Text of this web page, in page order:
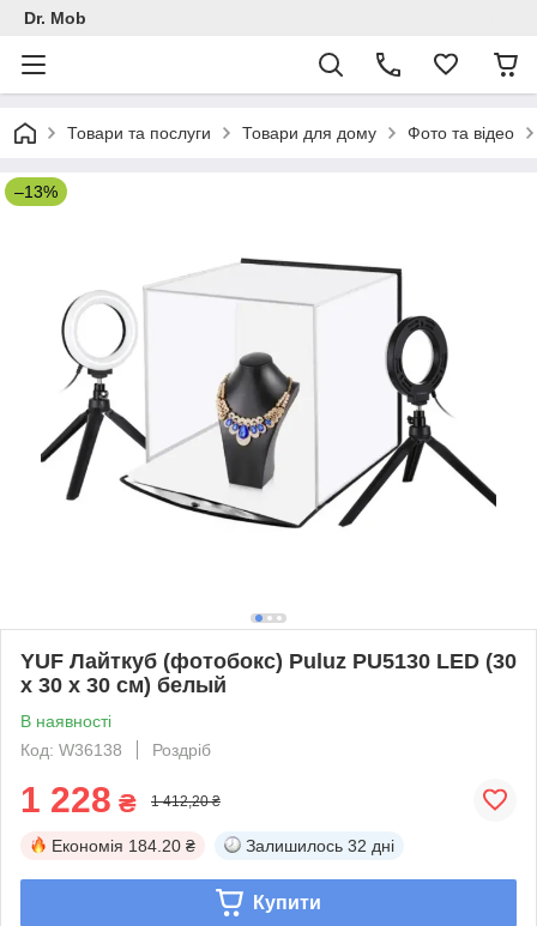
Dr. Mob
Товари та послуги Товари для дому Фото та відео
–13%
YUF Лайткуб (фотобокс) Puluz PU5130 LED (30
х 30 х 30 см) белый
В наявності
Код: W36138
Роздріб
1 228 ₴ 1 412,20 ₴
Економія 184.20 ₴ Залишилось 32 дні
Купити